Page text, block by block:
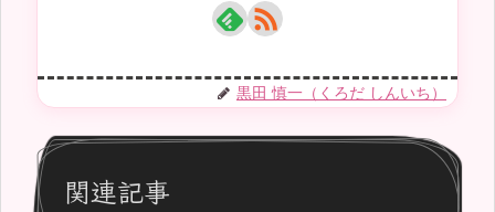
黒田 慎一（くろだ しんいち）
関連記事